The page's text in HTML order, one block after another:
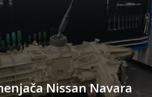
Nissan Navara